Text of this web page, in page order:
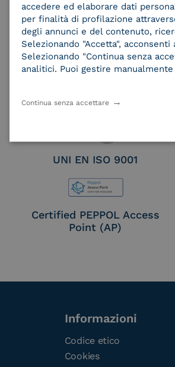
eIDAS Qualified Trust
Service Provider for
Seal Creation
UNI EN ISO 9001
Certified PEPPOL Access
Point (AP)
Informazioni
Codice etico
Cookies
accedere ed elaborare dati
per finalità di profilazione
degli annunci e del contenuto,
Selezionando "Accetta",
Selezionando "Continua senza
analitici. Puoi gestire
Continua senza accettare